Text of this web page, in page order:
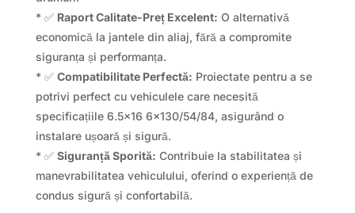
* ✅ Raport Calitate-Preț Excelent: O alternativă
economică la jantele din aliaj, fără a compromite
siguranța și performanța.
* ✅ Compatibilitate Perfectă: Proiectate pentru a se
potrivi perfect cu vehiculele care necesită
specificațiile 6.5×16 6×130/54/84, asigurând o
instalare ușoară și sigură.
* ✅ Siguranță Sporită: Contribuie la stabilitatea și
manevrabilitatea vehiculului, oferind o experiență de
condus sigură și confortabilă.